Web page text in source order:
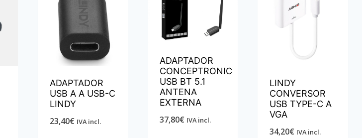
ADAPTADOR
USB A A USB-C
LINDY
23,40€ IVA incl.
ADAPTADOR
CONCEPTRONIC
USB BT 5.1
ANTENA
EXTERNA
37,80€ IVA incl.
LINDY
CONVERSOR
USB TYPE-C A
VGA
34,20€ IVA incl.